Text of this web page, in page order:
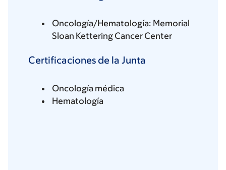
Oncología/Hematología: Memorial
Sloan Kettering Cancer Center
Certificaciones de la Junta
Oncología médica
Hematología